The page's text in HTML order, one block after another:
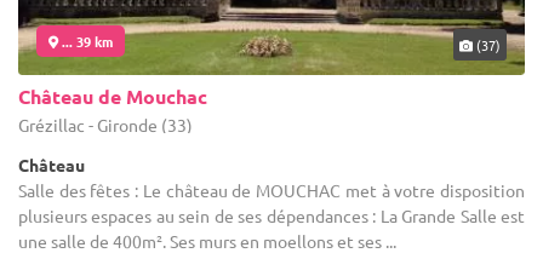
... 39 km (37)
Château de Mouchac
Grézillac - Gironde (33)
Château
Salle des fêtes : Le château de MOUCHAC met à votre disposition
plusieurs espaces au sein de ses dépendances : La Grande Salle est
une salle de 400m². Ses murs en moellons et ses ...